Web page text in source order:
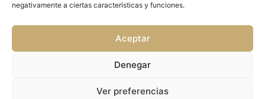
negativamente a ciertas características y funciones.
Aceptar
Denegar
Ver preferencias
Actuaciones de Eficiencia energética financiadas a través de
las ayudas destinadas a la financiación de proyectos de
turísticas del Principado de Asturias en el marco del Plan de